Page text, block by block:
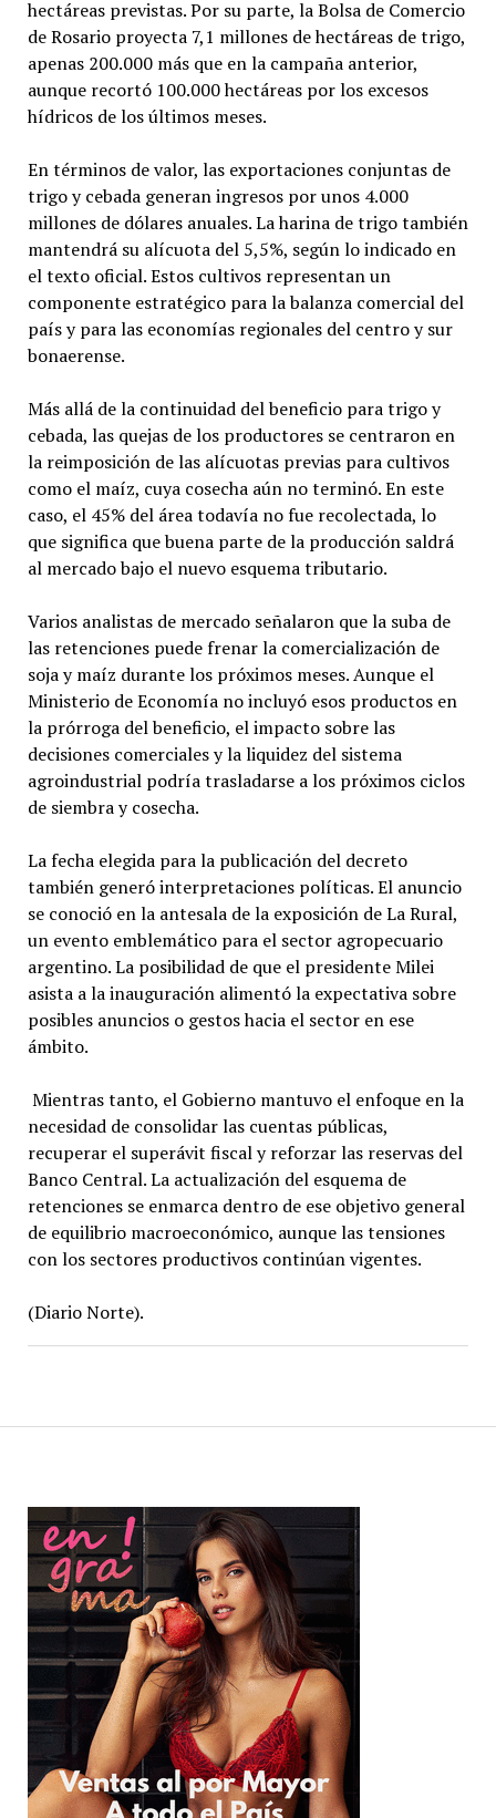
hectáreas previstas. Por su parte, la Bolsa de Comercio
de Rosario proyecta 7,1 millones de hectáreas de trigo,
apenas 200.000 más que en la campaña anterior,
aunque recortó 100.000 hectáreas por los excesos
hídricos de los últimos meses.
En términos de valor, las exportaciones conjuntas de
trigo y cebada generan ingresos por unos 4.000
millones de dólares anuales. La harina de trigo también
mantendrá su alícuota del 5,5%, según lo indicado en
el texto oficial. Estos cultivos representan un
componente estratégico para la balanza comercial del
país y para las economías regionales del centro y sur
bonaerense.
Más allá de la continuidad del beneficio para trigo y
cebada, las quejas de los productores se centraron en
la reimposición de las alícuotas previas para cultivos
como el maíz, cuya cosecha aún no terminó. En este
caso, el 45% del área todavía no fue recolectada, lo
que significa que buena parte de la producción saldrá
al mercado bajo el nuevo esquema tributario.
Varios analistas de mercado señalaron que la suba de
las retenciones puede frenar la comercialización de
soja y maíz durante los próximos meses. Aunque el
Ministerio de Economía no incluyó esos productos en
la prórroga del beneficio, el impacto sobre las
decisiones comerciales y la liquidez del sistema
agroindustrial podría trasladarse a los próximos ciclos
de siembra y cosecha.
La fecha elegida para la publicación del decreto
también generó interpretaciones políticas. El anuncio
se conoció en la antesala de la exposición de La Rural,
un evento emblemático para el sector agropecuario
argentino. La posibilidad de que el presidente Milei
asista a la inauguración alimentó la expectativa sobre
posibles anuncios o gestos hacia el sector en ese
ámbito.
Mientras tanto, el Gobierno mantuvo el enfoque en la
necesidad de consolidar las cuentas públicas,
recuperar el superávit fiscal y reforzar las reservas del
Banco Central. La actualización del esquema de
retenciones se enmarca dentro de ese objetivo general
de equilibrio macroeconómico, aunque las tensiones
con los sectores productivos continúan vigentes.
(Diario Norte).